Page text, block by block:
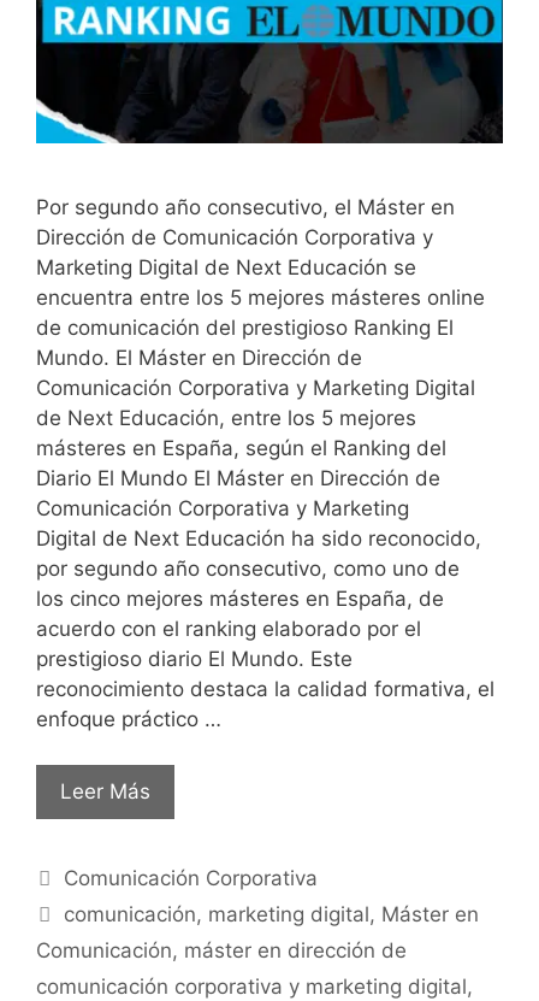
Por segundo año consecutivo, el Máster en
Dirección de Comunicación Corporativa y
Marketing Digital de Next Educación se
encuentra entre los 5 mejores másteres online
de comunicación del prestigioso Ranking El
Mundo. El Máster en Dirección de
Comunicación Corporativa y Marketing Digital
de Next Educación, entre los 5 mejores
másteres en España, según el Ranking del
Diario El Mundo El Máster en Dirección de
Comunicación Corporativa y Marketing
Digital de Next Educación ha sido reconocido,
por segundo año consecutivo, como uno de
los cinco mejores másteres en España, de
acuerdo con el ranking elaborado por el
prestigioso diario El Mundo. Este
reconocimiento destaca la calidad formativa, el
enfoque práctico …
Leer Más
Comunicación Corporativa
comunicación, marketing digital, Máster en
Comunicación, máster en dirección de
comunicación corporativa y marketing digital,